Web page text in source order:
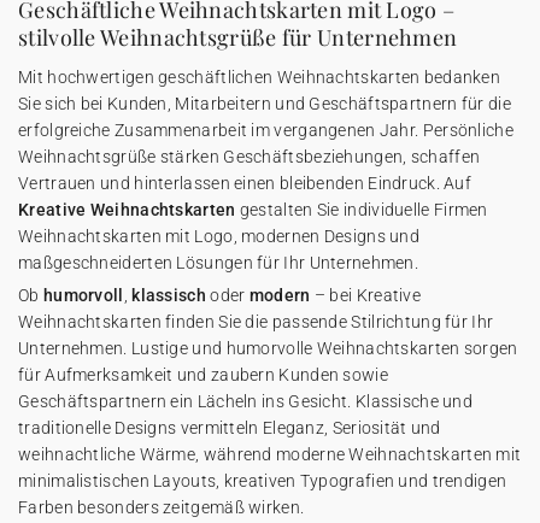
Geschäftliche Weihnachtskarten mit Logo –
stilvolle Weihnachtsgrüße für Unternehmen
Mit hochwertigen geschäftlichen Weihnachtskarten bedanken
Sie sich bei Kunden, Mitarbeitern und Geschäftspartnern für die
erfolgreiche Zusammenarbeit im vergangenen Jahr. Persönliche
Weihnachtsgrüße stärken Geschäftsbeziehungen, schaffen
Vertrauen und hinterlassen einen bleibenden Eindruck. Auf
Kreative Weihnachtskarten gestalten Sie individuelle Firmen
Weihnachtskarten mit Logo, modernen Designs und
maßgeschneiderten Lösungen für Ihr Unternehmen.
Ob humorvoll klassisch oder modern – bei Kreative
Weihnachtskarten finden Sie die passende Stilrichtung für Ihr
Unternehmen. Lustige und humorvolle Weihnachtskarten sorgen
für Aufmerksamkeit und zaubern Kunden sowie
Geschäftspartnern ein Lächeln ins Gesicht. Klassische und
traditionelle Designs vermitteln Eleganz, Seriosität und
weihnachtliche Wärme, während moderne Weihnachtskarten mit
minimalistischen Layouts, kreativen Typografien und trendigen
Farben besonders zeitgemäß wirken.